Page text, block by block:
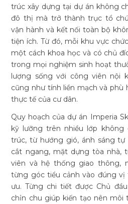
trúc xây dựng tại dự án không
đô thị mà trở thành trục tổ
vận hành và kết nối toàn bộ
tiện ích. Từ đó, mỗi khu vực
một cách khoa học và có chủ
trong mọi nghiệm sinh hoạt
lượng sống với công viên nội
cũng như tính liền mạch và phù
thực tế của cư dân.
Quy hoạch của dự án Imperia
kỹ lưỡng trên nhiều lớp không
trúc, từ hướng gió, ánh sáng
cắt ngang, mặt dựng tòa nhà,
viên và hệ thống giao thông,
từng góc tiểu cảnh vào đúng vị
ưu. Từng chi tiết được Chủ
chỉn chu giúp kiến tạo nên môi